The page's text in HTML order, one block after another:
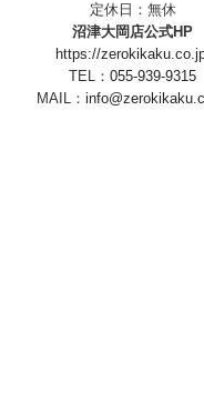
定休日：無休
沼津大岡店公式HP
https://
TEL： 055-939-9315
MAIL：